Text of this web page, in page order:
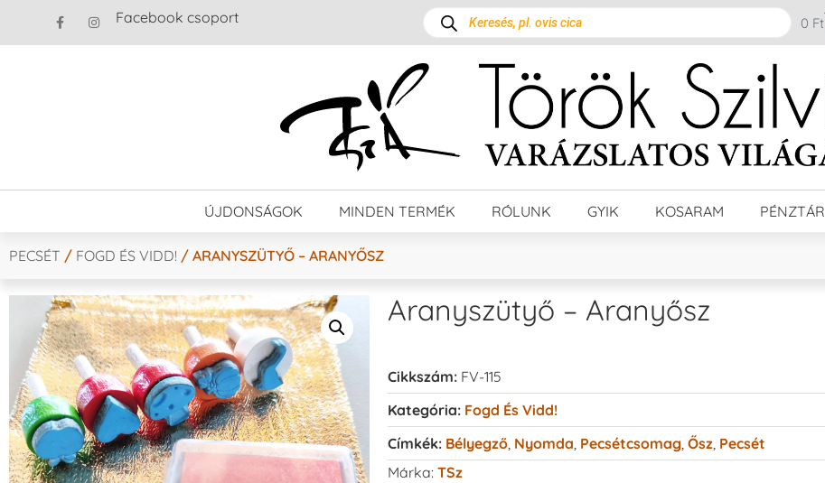
Facebook csoport 0 Ft
ÚJDONSÁGOK MINDEN TERMÉK RÓLUNK GYIK KOSARAM PÉNZTÁR
PECSÉT / FOGD ÉS VIDD! / ARANYSZÜTYŐ – ARANYŐSZ
Aranyszütyő – Aranyősz
Cikkszám: FV-115
Kategória: Fogd És Vidd!
Címkék: Bélyegző, Nyomda Pecsétcsomag, Ősz, Pecsét
Márka: TSz